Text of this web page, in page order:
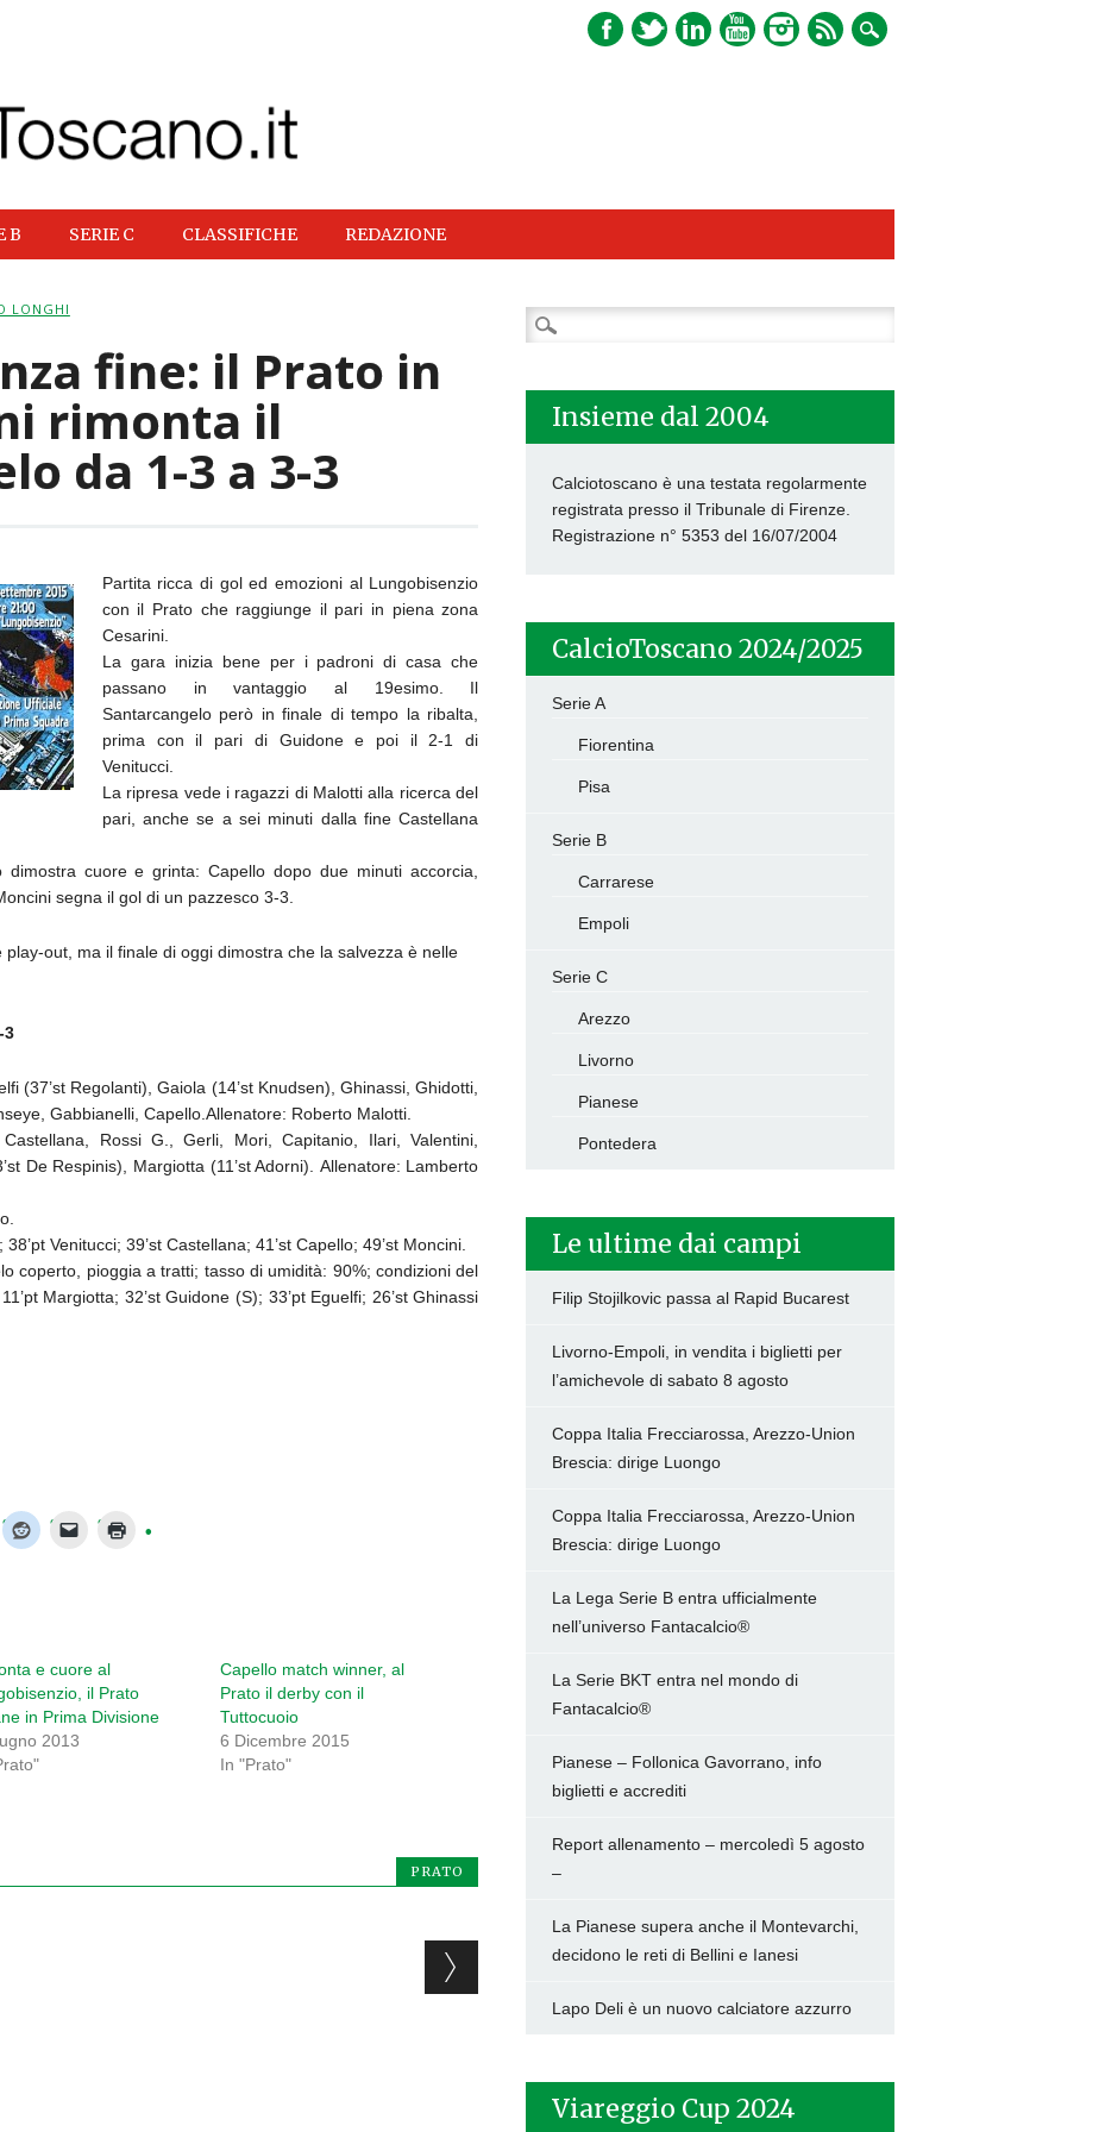
B SERIE C CLASSIFICHE REDAZIONE
LONGHI
fine: il Prato in
rimonta il
da 1-3 a 3-3
Partita ricca di gol ed emozioni al Lungobisenzio
con il Prato che raggiunge il pari in piena zona
Cesarini.
La gara inizia bene per i padroni di casa che
passano in vantaggio al 19esimo. Il
Santarcangelo però in finale di tempo la ribalta,
prima con il pari di Guidone e poi il 2-1 di
Venitucci.
La ripresa vede i ragazzi di Malotti alla ricerca del
pari, anche se a sei minuti dalla fine Castellana
cuore e grinta: Capello dopo due minuti accorcia,
segna il gol di un pazzesco 3-3.
out, ma il finale di oggi dimostra che la salvezza è nelle
3
(37’st Regolanti), Gaiola (14’st Knudsen), Ghinassi, Ghidotti,
Gabbianelli, Capello.Allenatore: Roberto Malotti.
Castellana, Rossi G., Gerli, Mori, Capitanio, Ilari, Valentini,
De Respinis), Margiotta (11’st Adorni). Allenatore: Lamberto
Venitucci; 39’st Castellana; 41’st Capello; 49’st Moncini.
coperto, pioggia a tratti; tasso di umidità: 90%; condizioni del
Margiotta; 32’st Guidone (S); 33’pt Eguelfi; 26’st Ghinassi
e cuore al
il Prato
in Prima Divisione
2013
Capello match winner, al
Prato il derby con il
Tuttocuoio
6 Dicembre 2015
In "Prato"
PRATO
Ricerca
per:
Insieme dal 2004
Calciotoscano è una testata regolarmente
registrata presso il Tribunale di Firenze.
Registrazione n° 5353 del 16/07/2004
CalcioToscano 2024/2025
Serie A
Fiorentina
Pisa
Serie B
Carrarese
Empoli
Serie C
Arezzo
Livorno
Pianese
Pontedera
Le ultime dai campi
Filip Stojilkovic passa al Rapid Bucarest
Livorno-Empoli, in vendita i biglietti per
l’amichevole di sabato 8 agosto
Coppa Italia Frecciarossa, Arezzo-Union
Brescia: dirige Luongo
Coppa Italia Frecciarossa, Arezzo-Union
Brescia: dirige Luongo
La Lega Serie B entra ufficialmente
nell’universo Fantacalcio®
La Serie BKT entra nel mondo di
Fantacalcio®
Pianese – Follonica Gavorrano, info
biglietti e accrediti
Report allenamento – mercoledì 5 agosto
–
La Pianese supera anche il Montevarchi,
decidono le reti di Bellini e Ianesi
Lapo Deli è un nuovo calciatore azzurro
Viareggio Cup 2024